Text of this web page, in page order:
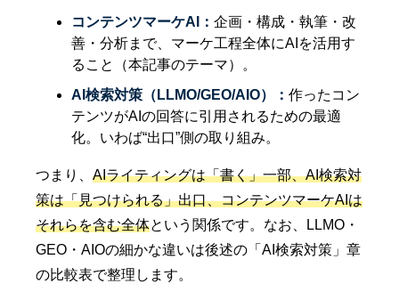
コンテンツマーケAI： 企画・構成・執筆・改
善・分析まで、マーケ工程全体にAIを活用す
ること（本記事のテーマ）。
AI検索対策（LLMO/GEO/AIO）： 作ったコン
テンツがAIの回答に引用されるための最適
化。いわば“出口”側の取り組み。
つまり、 AIライティングは「書く」一部、AI検索対
策は「見つけられる」出口、コンテンツマーケAIは
それらを含む全体という関係です。なお、LLMO・
GEO・AIOの細かな違いは後述の「AI検索対策」章
の比較表で整理します。